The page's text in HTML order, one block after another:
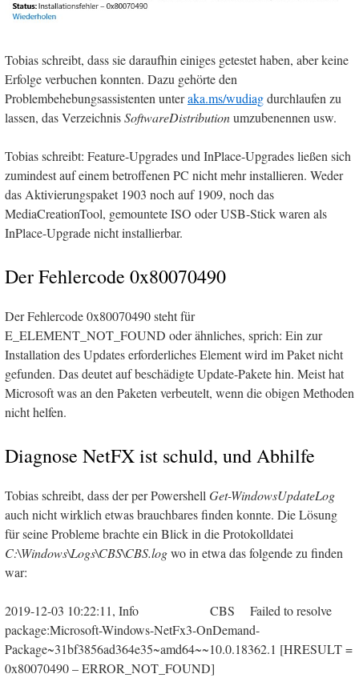
Tobias schreibt, dass sie daraufhin einiges getestet haben, aber keine
Erfolge verbuchen konnten. Dazu gehörte den
Problembehebungsassistenten unteraka.ms/wudiagdurchlaufen zu
lassen, das VerzeichnisSoftwareDistributionumzubenennen usw.
Tobias schreibt: Feature-Upgrades und InPlace-Upgrades ließen sich
zumindest auf einem betroffenen PC nicht mehr installieren. Weder
das Aktivierungspaket 1903 noch auf 1909, noch das
MediaCreationTool, gemountete ISO oder USB-Stick waren als
InPlace-Upgrade nicht installierbar.
Der Fehlercode 0x80070490
Der Fehlercode 0x80070490 steht für
E_ELEMENT_NOT_FOUND oder ähnliches, sprich: Ein zur
Installation des Updates erforderliches Element wird im Paket nicht
gefunden. Das deutet auf beschädigte Update-Pakete hin. Meist hat
Microsoft was an den Paketen verbeutelt, wenn die obigen Methoden
nicht helfen.
Diagnose NetFX ist schuld, und Abhilfe
Tobias schreibt, dass der per Powershell Get-WindowsUpdateLog
auch nicht wirklich etwas brauchbares finden konnte. Die Lösung
für seine Probleme brachte ein Blick in die Protokolldatei
C:\Windows\Logs\CBS\CBS.logwo in etwa das folgende zu finden
war:
2019-12-03 10:22:11, Info CBS Failed to resolve
package:Microsoft-Windows-NetFx3-OnDemand-
Package~31bf3856ad364e35~amd64~~10.0.18362.1 [HRESULT =
0x80070490 – ERROR_NOT_FOUND]